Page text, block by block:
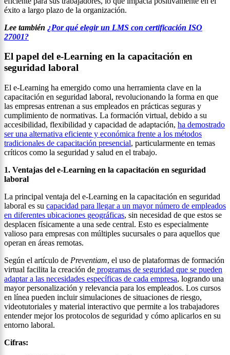
éxito a largo plazo de la organización.
Lee también ¿Por qué elegir un LMS con certificación ISO
27001?
El papel del e-Learning en la capacitación en
seguridad laboral
El e-Learning ha emergido como una herramienta clave en la
capacitación en seguridad laboral, revolucionando la forma en que
las empresas entrenan a sus empleados en prácticas seguras y
cumplimiento de normativas. La formación virtual, debido a su
accesibilidad, flexibilidad y capacidad de adaptación, ha demostrado
ser una alternativa eficiente y económica frente a los métodos
tradicionales de capacitación presencial, particularmente en temas
críticos como la seguridad y salud en el trabajo.
1. Ventajas del e-Learning en la capacitación en seguridad
laboral
La principal ventaja del e-Learning en la capacitación en seguridad
laboral es su capacidad para llegar a un mayor número de empleados
en diferentes ubicaciones geográficas, sin necesidad de que estos se
desplacen físicamente a una sede central. Esto es especialmente
valioso para empresas con múltiples sucursales o para aquellos que
operan en áreas remotas.
Según el artículo de Preventiam, el uso de plataformas de formación
virtual facilita la creación de programas de seguridad que se pueden
adaptar a las necesidades específicas de cada empresa, logrando una
mayor personalización y relevancia para los empleados. Los cursos
en línea pueden incluir simulaciones de situaciones de riesgo,
videotutoriales y material interactivo que permite a los trabajadores
entender mejor los protocolos de seguridad y cómo aplicarlos en su
entorno laboral.
Cifras: